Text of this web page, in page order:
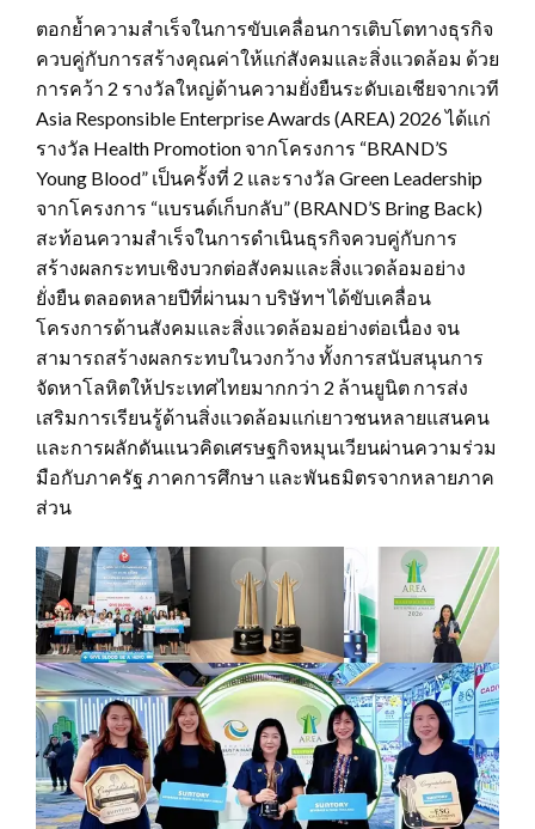
ตอกย้ำความสำเร็จในการขับเคลื่อนการเติบโตทางธุรกิจ
ควบคู่กับการสร้างคุณค่าให้แก่สังคมและสิ่งแวดล้อม ด้วย
การคว้า 2 รางวัลใหญ่ด้านความยั่งยืนระดับเอเชียจากเวที
Asia Responsible Enterprise Awards (AREA) 2026 ได้แก่
รางวัล Health Promotion จากโครงการ “BRAND’S
Young Blood” เป็นครั้งที่ 2 และรางวัล Green Leadership
จากโครงการ “แบรนด์เก็บกลับ” (BRAND’S Bring Back)
สะท้อนความสำเร็จในการดำเนินธุรกิจควบคู่กับการ
สร้างผลกระทบเชิงบวกต่อสังคมและสิ่งแวดล้อมอย่าง
ยั่งยืน ตลอดหลายปีที่ผ่านมา บริษัทฯ ได้ขับเคลื่อน
โครงการด้านสังคมและสิ่งแวดล้อมอย่างต่อเนื่อง จน
สามารถสร้างผลกระทบในวงกว้าง ทั้งการสนับสนุนการ
จัดหาโลหิตให้ประเทศไทยมากกว่า 2 ล้านยูนิต การส่ง
เสริมการเรียนรู้ด้านสิ่งแวดล้อมแก่เยาวชนหลายแสนคน
และการผลักดันแนวคิดเศรษฐกิจหมุนเวียนผ่านความร่วม
มือกับภาครัฐ ภาคการศึกษา และพันธมิตรจากหลายภาค
ส่วน